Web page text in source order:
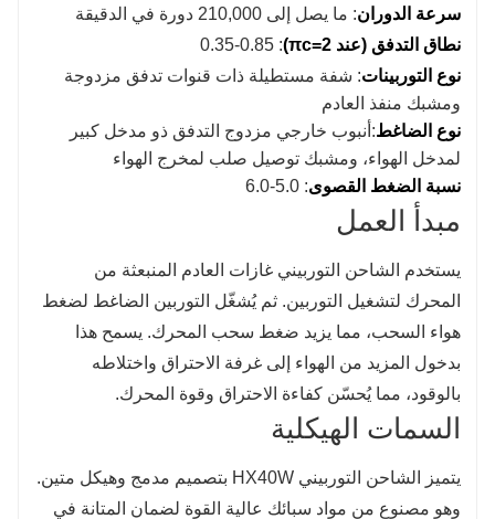
سرعة الدوران: ما يصل إلى 210,000 دورة في الدقيقة
نطاق التدفق (عند πc=2)
: 0.35-0.85
نوع التوربينات: شفة مستطيلة ذات قنوات تدفق مزدوجة
ومشبك منفذ العادم
نوع الضاغط:أنبوب خارجي مزدوج التدفق ذو مدخل كبير
لمدخل الهواء، ومشبك توصيل صلب لمخرج الهواء
نسبة الضغط القصوى: 5.0-6.0
مبدأ العمل
يستخدم الشاحن التوربيني غازات العادم المنبعثة من
المحرك لتشغيل التوربين. ثم يُشغّل التوربين الضاغط لضغط
هواء السحب، مما يزيد ضغط سحب المحرك. يسمح هذا
بدخول المزيد من الهواء إلى غرفة الاحتراق واختلاطه
بالوقود، مما يُحسّن كفاءة الاحتراق وقوة المحرك.
السمات الهيكلية
يتميز الشاحن التوربيني HX40W بتصميم مدمج وهيكل متين.
وهو مصنوع من مواد سبائك عالية القوة لضمان المتانة في